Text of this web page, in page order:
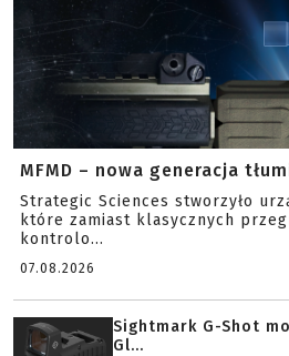
MFMD – nowa generacja
Strategic Sciences stworzyło
które zamiast klasycznych
kontrolo...
07.08.2026
Sightmark G-Shot
Gl...